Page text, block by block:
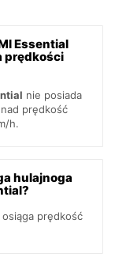
Essential
prędkości
nie posiada
prędkość
h.
hulajnoga
osiąga prędkość